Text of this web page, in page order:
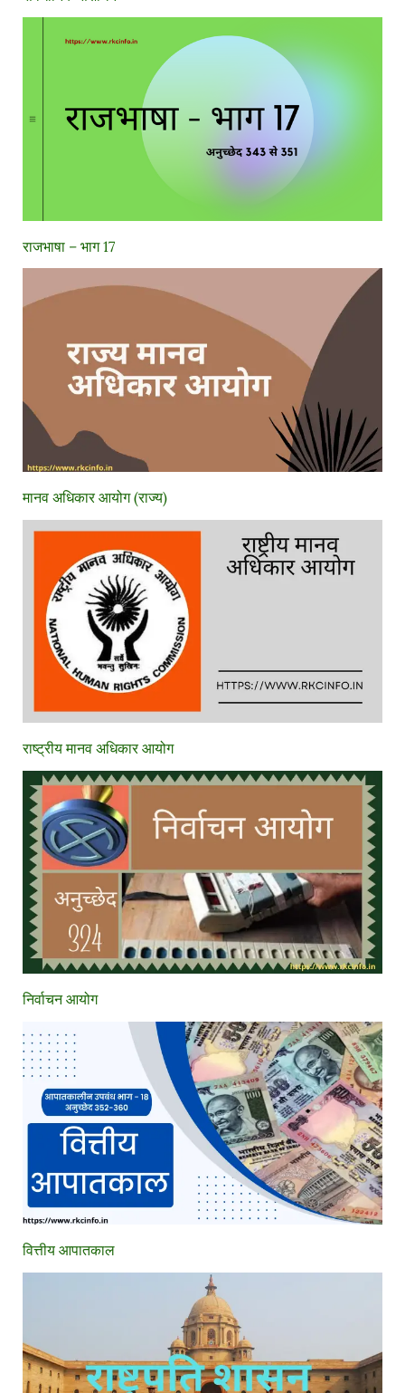
राजभाषा – भाग 17
मानव अधिकार आयोग (राज्य)
राष्ट्रीय मानव अधिकार आयोग
निर्वाचन आयोग
वित्तीय आपातकाल